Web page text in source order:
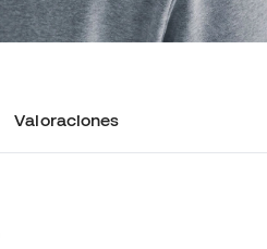
Valoraciones